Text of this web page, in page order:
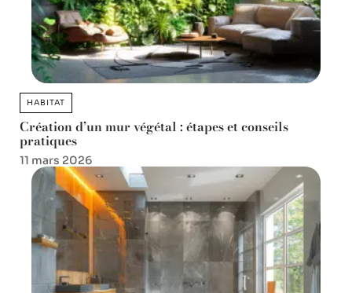
HABITAT
Création d’un mur végétal : étapes et conseils
pratiques
11 mars 2026